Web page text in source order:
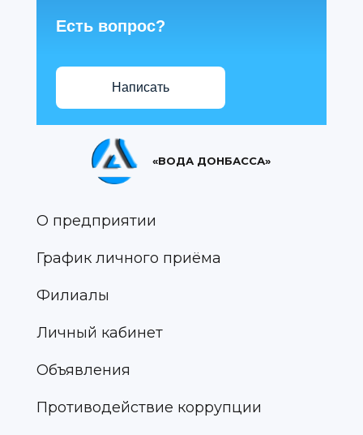
Есть вопрос?
Написать
«ВОДА ДОНБАССА»
О предприятии
График личного приёма
Филиалы
Личный кабинет
Объявления
Противодействие коррупции